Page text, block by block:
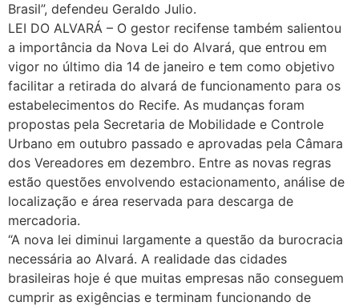
Brasil”, defendeu Geraldo Julio.
LEI DO ALVARÁ – O gestor recifense também salientou
a importância da Nova Lei do Alvará, que entrou em
vigor no último dia 14 de janeiro e tem como objetivo
facilitar a retirada do alvará de funcionamento para os
estabelecimentos do Recife. As mudanças foram
propostas pela Secretaria de Mobilidade e Controle
Urbano em outubro passado e aprovadas pela Câmara
dos Vereadores em dezembro. Entre as novas regras
estão questões envolvendo estacionamento, análise de
localização e área reservada para descarga de
mercadoria.
“A nova lei diminui largamente a questão da burocracia
necessária ao Alvará. A realidade das cidades
brasileiras hoje é que muitas empresas não conseguem
cumprir as exigências e terminam funcionando de